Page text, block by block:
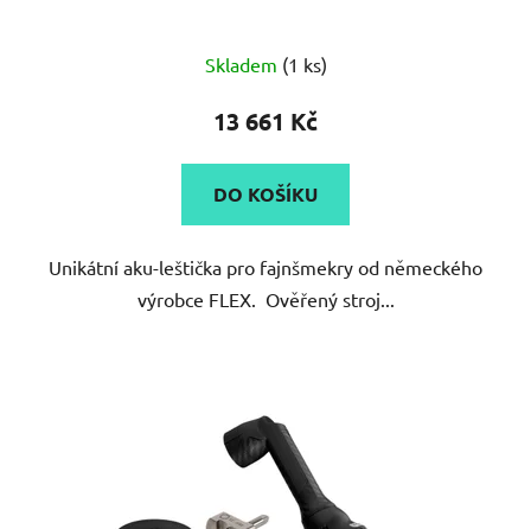
hodnocení
produktu
5,0
z
hvězdiček.
Skladem (1 ks)
13 661 Kč
DO KOŠÍKU
Unikátní aku-leštička pro fajnšmekry od německého
výrobce FLEX. Ověřený stroj...